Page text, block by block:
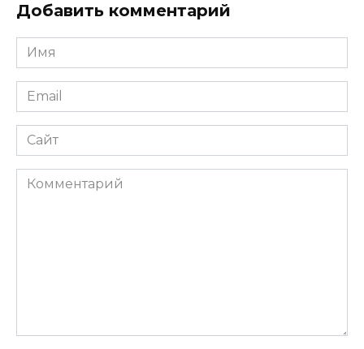
Добавить комментарий
Имя
*
Email
*
Сайт
Комментарий